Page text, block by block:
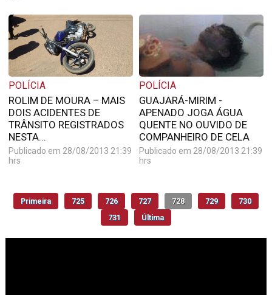
POLÍCIA
ROLIM DE MOURA – MAIS
DOIS ACIDENTES DE
TRÂNSITO REGISTRADOS
NESTA...
Publicado em 28/08/2013 21:39
hrs
POLÍCIA
GUAJARÁ-MIRIM -
APENADO JOGA ÁGUA
QUENTE NO OUVIDO DE
COMPANHEIRO DE CELA
Publicado em 28/08/2013 21:39
hrs
Primeira 725 726 727 728 729
730
731
Última